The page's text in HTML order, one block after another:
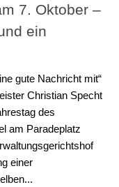
7. Oktober –
ein
gute Nachricht mit“
Christian Specht
des
am Paradeplatz
einer